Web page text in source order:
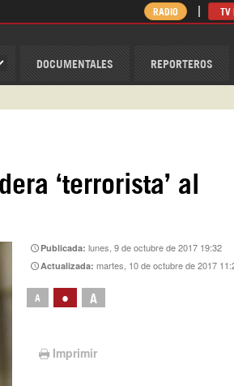
DOCUMENTALES REPORTEROS
RADIO TV
‘terrorista’ al
Publicada:lunes, 9 de octubre de 2017 19:32
Actualizada:martes, 10 de octubre de 2017
A • A
Imprimir